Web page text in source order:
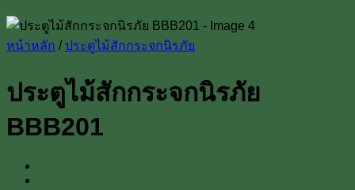
หน้าหลัก / ประตูไม้สักกระจกนิรภัย
ประตูไม้สักกระจกนิรภัย
BBB201